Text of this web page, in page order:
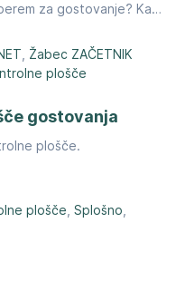
Katero kontrolno ploščo naj si izberem za gostovanje? Kakšne so razlike?
Žabec ZAČETNIK
plošče
gostovanja
plošče.
plošče Splošno